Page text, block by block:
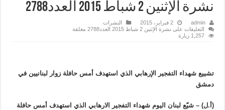
نشرة الإثنين 2 شباط 2015 العدد2788
admin 2 فبراير، 2015
النشرات
التعليقات على نشرة الإثنين 2 شباط 2015 العدد2788 مغلقة
1,257 زيارة
تشييع شهداء التفجير الإرهابي الذي استهدف أمس حافلة زوار لبنانيين في
دمشق
(أ.ل) – شيّع لبنان اليوم شهداء التفجير الارهابي الذي استهدف أمس حافلة